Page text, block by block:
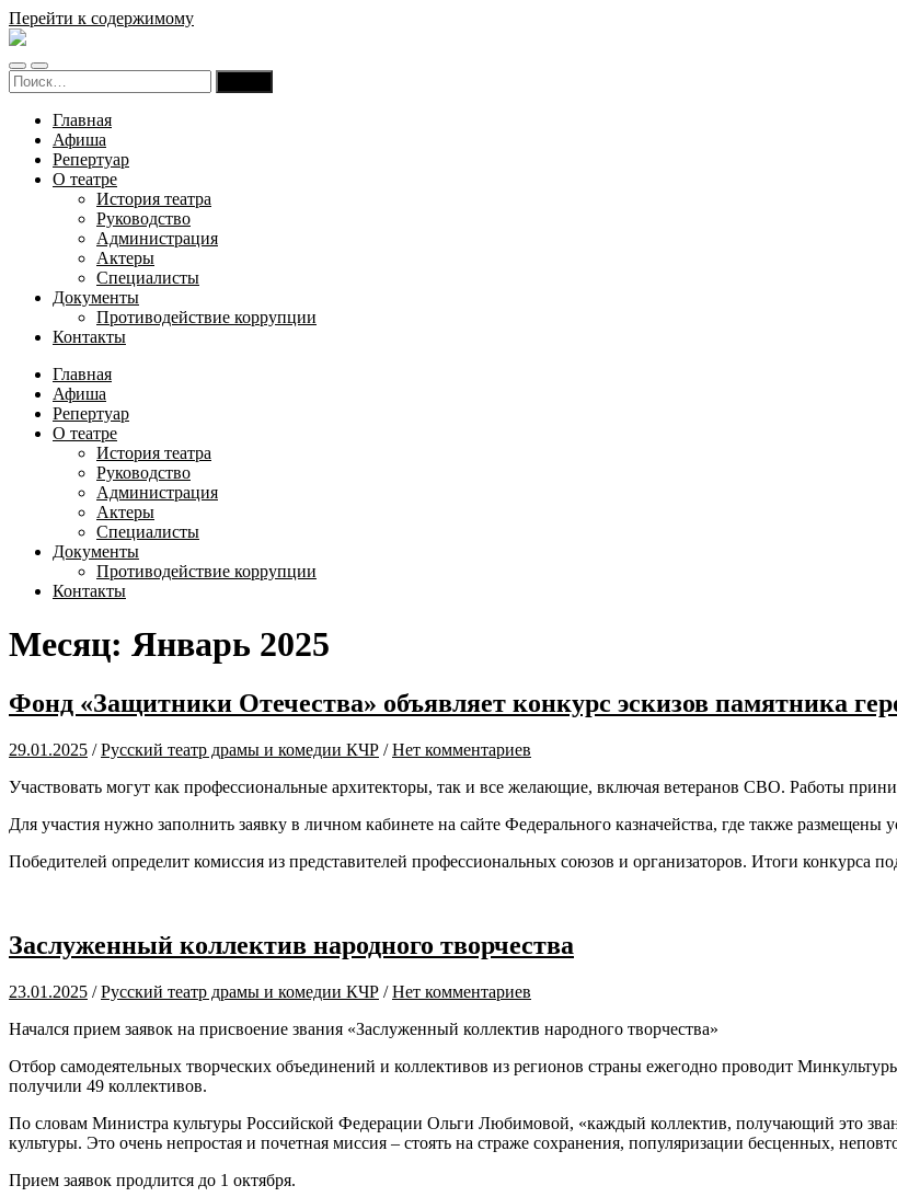
Перейти к содержимому
Русский
драмы
и
комедии
Карачаево-
Черкесской
Республики
Переключить
мобильное
Переключить
поле
Найти:
Главная
Афиша
Репертуар
О театре
История театра
Руководство
Администрация
Актеры
Специалисты
Документы
Противодействие коррупции
Контакты
Главная
Афиша
Репертуар
О театре
История театра
Руководство
Администрация
Актеры
Специалисты
Документы
Противодействие коррупции
Контакты
Месяц: Январь 2025
Фонд «Защитники Отечества» объявляет конкурс эскизов памятника
29.01.2025 /Русский театр драмы и комедии КЧР /Нет комментариев
Участвовать могут как профессиональные архитекторы, так и все желающие, включая ветеранов СВО. Работы
Для участия нужно заполнить заявку в личном кабинете на сайте Федерального казначейства, где также размещены
Победителей определит комиссия из представителей профессиональных союзов и организаторов. Итоги конкурса
Заслуженный коллектив народного творчества
23.01.2025 /Русский театр драмы и комедии КЧР /Нет комментариев
Начался прием заявок на присвоение звания «Заслуженный коллектив народного творчества»
Отбор самодеятельных творческих объединений и коллективов из регионов страны ежегодно проводит
получили 49 коллективов.
По словам Министра культуры Российской Федерации Ольги Любимовой, «каждый коллектив, получающий это
культуры. Это очень непростая и почетная миссия – стоять на страже сохранения, популяризации бесценных,
Прием заявок продлится до 1 октября.